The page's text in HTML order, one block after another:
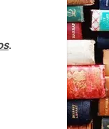
.